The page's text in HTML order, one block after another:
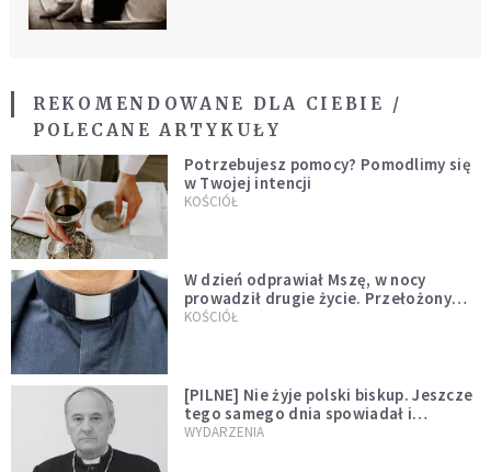
REKOMENDOWANE DLA CIEBIE /
POLECANE ARTYKUŁY
Potrzebujesz pomocy? Pomodlimy się
w Twojej intencji
KOŚCIÓŁ
W dzień odprawiał Mszę, w nocy
prowadził drugie życie. Przełożony
kazał mu opuścić zakon
KOŚCIÓŁ
[PILNE] Nie żyje polski biskup. Jeszcze
tego samego dnia spowiadał i
sprawował Mszę świętą
WYDARZENIA